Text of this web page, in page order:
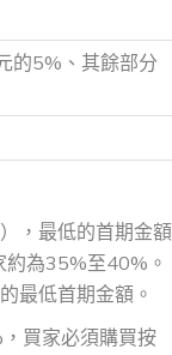
的5%、其餘部分
，最低的首期金額
為35%至40%。
最低首期金額。
買家必須購買按